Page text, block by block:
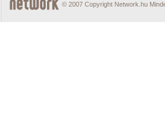
© 2007 Copyright Network.hu